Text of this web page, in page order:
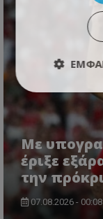
Με
έριξε
την
07.08.2026 - 00:08